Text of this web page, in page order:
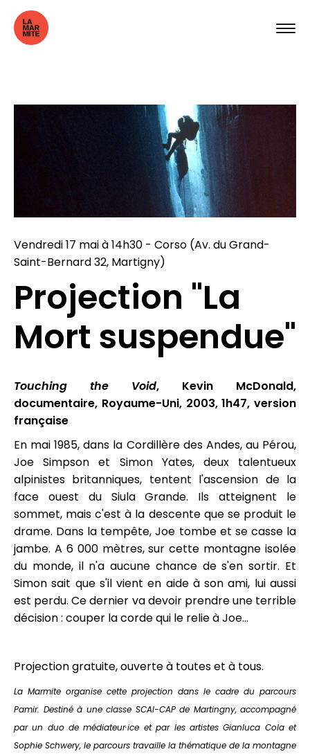
Vendredi 17 mai à 14h30 - Corso (Av. du Grand-
Saint-Bernard 32, Martigny)
Projection "La
Mort suspendue"
Touching the Void, Kevin McDonald,
documentaire, Royaume-Uni, 2003, 1h47, version
française
En mai 1985, dans la Cordillère des Andes, au Pérou,
Joe Simpson et Simon Yates, deux talentueux
alpinistes britanniques, tentent l'ascension de la
face ouest du Siula Grande. Ils atteignent le
sommet, mais c'est à la descente que se produit le
drame. Dans la tempête, Joe tombe et se casse la
jambe. A 6 000 mètres, sur cette montagne isolée
du monde, il n'a aucune chance de s'en sortir. Et
Simon sait que s'il vient en aide à son ami, lui aussi
est perdu. Ce dernier va devoir prendre une terrible
décision : couper la corde qui le relie à Joe...
Projection gratuite, ouverte à toutes et à tous.
La Marmite organise cette projection dans le cadre du parcours
Pamir. Destiné à une classe SCAI-CAP de Martingny, accompagné
par un duo de médiateur·ice et par les artistes Gianluca Cola et
Sophie Schwery, le parcours travaille la thématique de la montagne